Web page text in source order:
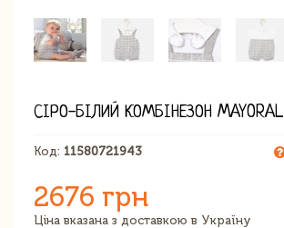
СІРО-БІЛИЙ КОМБІНЕЗОН MAYORAL
Код: 11580721943
2676 грн
Ціна вказана з доставкою в Україну